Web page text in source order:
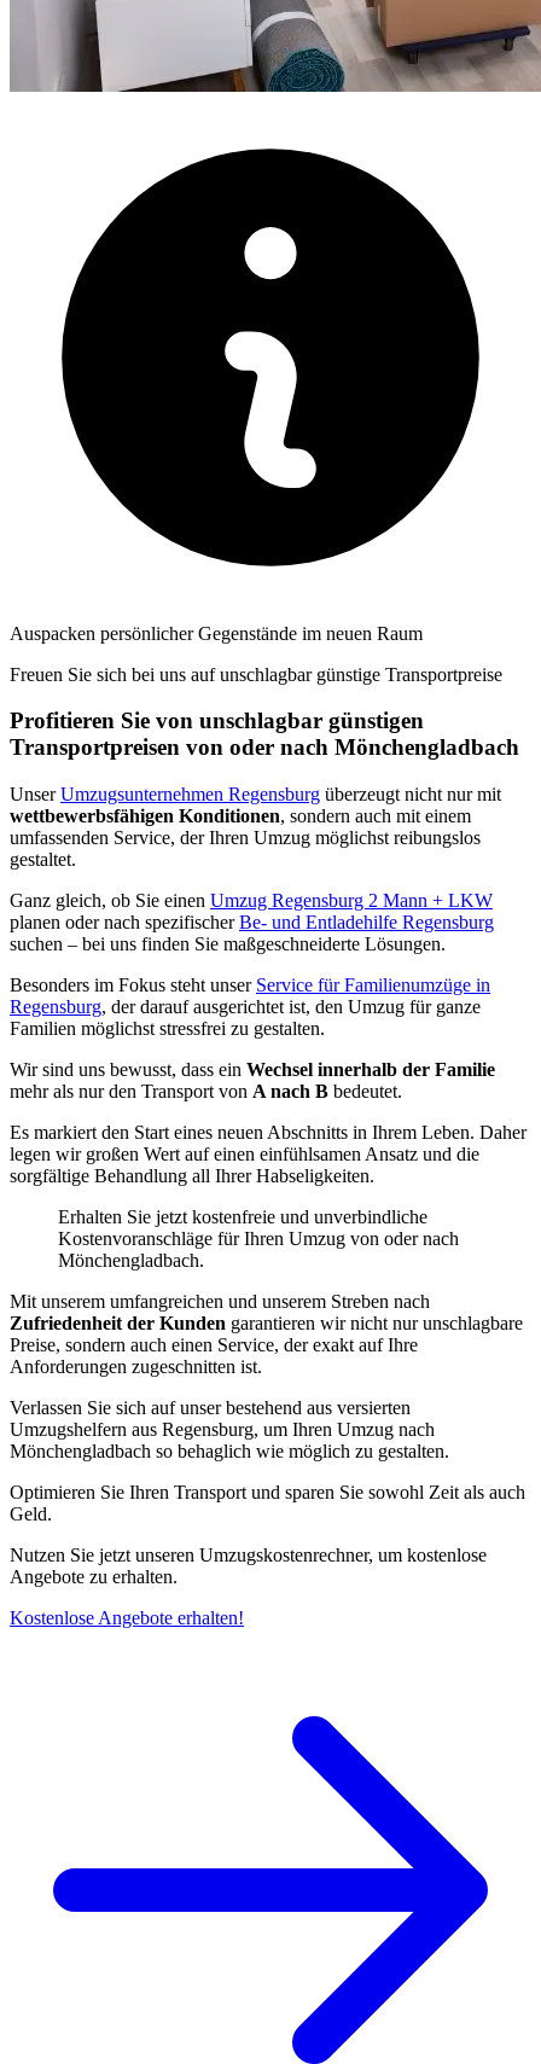
Auspacken persönlicher Gegenstände im neuen Raum
Freuen Sie sich bei uns auf unschlagbar günstige Transportpreise
Profitieren Sie von unschlagbar günstigen
Transportpreisen von oder nach Mönchengladbach
UnserUmzugsunternehmen Regensburg überzeugt nicht nur mit
wettbewerbsfähigen Konditionen, sondern auch mit einem
umfassenden Service, der Ihren Umzug möglichst reibungslos
gestaltet.
Ganz gleich, ob Sie einen Umzug Regensburg 2 Mann + LKW
planen oder nach spezifischerBe- und Entladehilfe Regensburg
suchen – bei uns finden Sie maßgeschneiderte Lösungen.
Besonders im Fokus steht unser Service für Familienumzüge in
Regensburg, der darauf ausgerichtet ist, den Umzug für ganze
Familien möglichst stressfrei zu gestalten.
Wir sind uns bewusst, dass ein Wechsel innerhalb der Familie
mehr als nur den Transport von A nach B bedeutet.
Es markiert den Start eines neuen Abschnitts in Ihrem Leben. Daher
legen wir großen Wert auf einen einfühlsamen Ansatz und die
sorgfältige Behandlung all Ihrer Habseligkeiten.
Erhalten Sie jetzt kostenfreie und unverbindliche
Kostenvoranschläge für Ihren Umzug von oder nach
Mönchengladbach.
Mit unserem umfangreichen und unserem Streben nach
Zufriedenheit der Kunden garantieren wir nicht nur unschlagbare
Preise, sondern auch einen Service, der exakt auf Ihre
Anforderungen zugeschnitten ist.
Verlassen Sie sich auf unserbestehend aus versierten
Umzugshelfern aus Regensburg, um Ihren Umzug nach
Mönchengladbach so behaglich wie möglich zu gestalten.
Optimieren Sie Ihren Transport und sparen Sie sowohl Zeit als auch
Geld.
Nutzen Sie jetzt unseren Umzugskostenrechner, um kostenlose
Angebote zu erhalten.
Kostenlose Angebote erhalten!